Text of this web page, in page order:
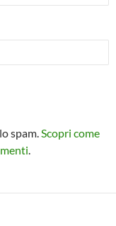
spam. Scopri come